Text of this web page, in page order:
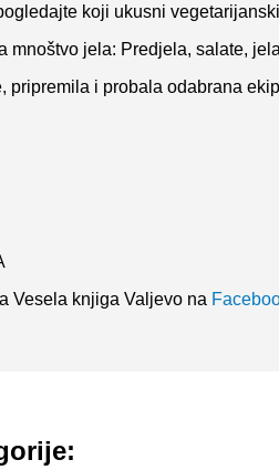
koji ukusni
mnoštvo jela: Predjela, salate,
i probala odabrana
Vesela knjiga Valjevo na